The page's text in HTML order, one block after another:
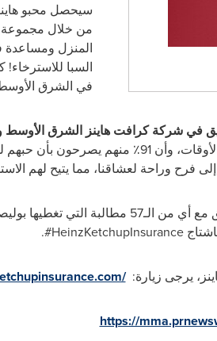
سيحصل محبو
من خلال مجموعة
المنزل
السبا
في الشرق
في شركة كرافت هاينز الشرق الأوسط
محبي كاتشب هاينز يتعرضون لحوادث الكاتشب في
فرح وراحة لعشاقنا، مما يتيح لهم
يُشجع الأفراد الذين تعرضوا لحوادث متعلقة
HeinzKetchupInsurance
#.
يرجى زيارة:
https://